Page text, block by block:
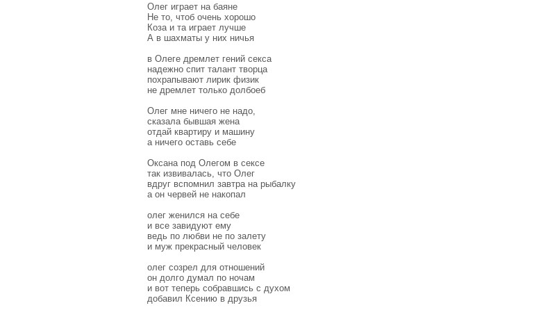
Олег играет на баяне
Не то, чтоб очень хорошо
Коза и та играет лучше
А в шахматы у них ничья
в Олеге дремлет гений секса
надежно спит талант творца
похрапывают лирик физик
не дремлет только долбоеб
Олег мне ничего не надо,
сказала бывшая жена
отдай квартиру и машину
а ничего оставь себе
Оксана под Олегом в сексе
так извивалась, что Олег
вдруг вспомнил завтра на рыбалку
а он червей не накопал
олег женился на себе
и все завидуют ему
ведь по любви не по залету
и муж прекрасный человек
олег созрел для отношений
он долго думал по ночам
и вот теперь собравшись с духом
добавил Ксению в друзья